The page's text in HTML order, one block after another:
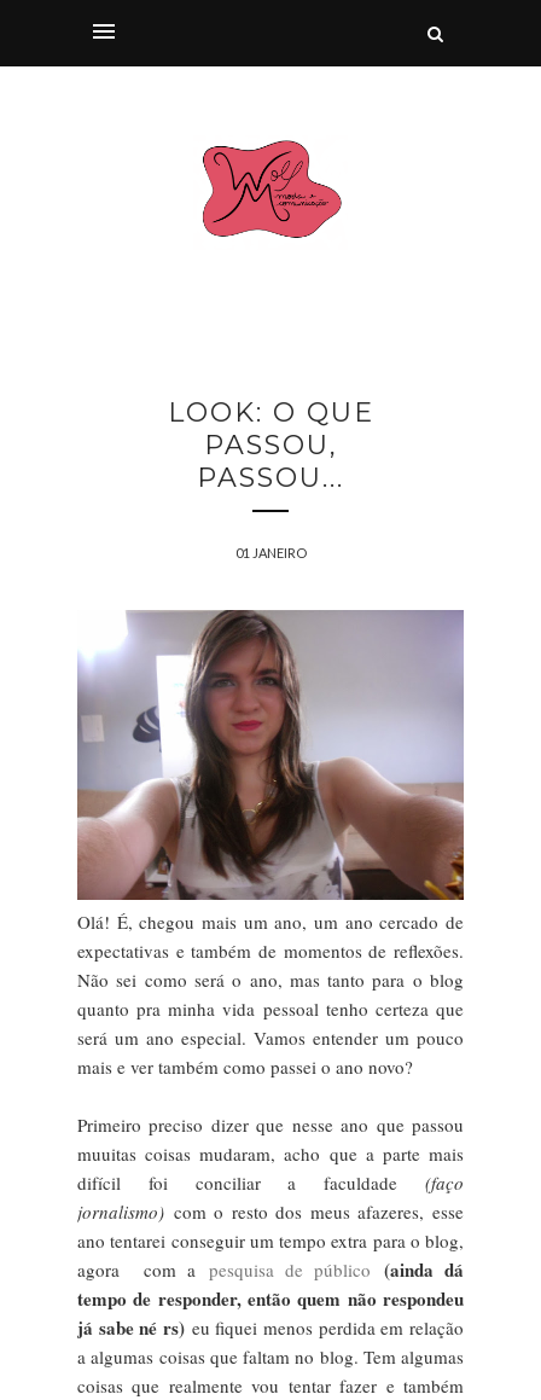
LOOK: O QUE
PASSOU,
PASSOU...
01 JANEIRO
Olá! É, chegou mais um ano, um ano cercado de
expectativas e também de momentos de reflexões.
Não sei como será o ano, mas tanto para o blog
quanto pra minha vida pessoal tenho certeza que
será um ano especial. Vamos entender um pouco
mais e ver também como passei o ano novo?
Primeiro preciso dizer que nesse ano que passou
muuitas coisas mudaram, acho que a parte mais
difícil foi conciliar a faculdade (faço
jornalismo) com o resto dos meus afazeres, esse
ano tentarei conseguir um tempo extra para o blog,
agora com a pesquisa de público (ainda dá
tempo de responder, então quem não respondeu
já sabe né rs) eu fiquei menos perdida em relação
a algumas coisas que faltam no blog. Tem algumas
coisas que realmente vou tentar fazer e também